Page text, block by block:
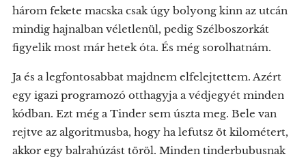
három fekete macska csak úgy bolyong kinn az utcán
mindig hajnalban véletlenül, pedig Szélboszorkát
figyelik most már hetek óta. És még sorolhatnám.
Ja és a legfontosabbat majdnem elfelejtettem. Azért
egy igazi programozó otthagyja a védjegyét minden
kódban. Ezt még a Tinder sem úszta meg. Bele van
rejtve az algoritmusba, hogy ha lefutsz öt kilométert,
akkor egy balrahúzást töröl. Minden tinderbubusnak